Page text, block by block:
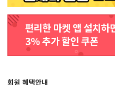
회원 혜택안내